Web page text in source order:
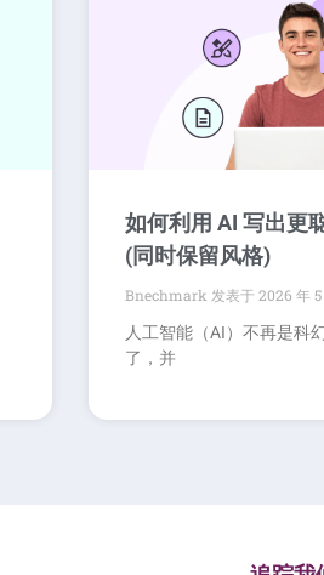
如何利用 AI 写出更
(同时保留风格)
Bnechmark
2026 年 5
人工智能（AI）不再是科
了，并